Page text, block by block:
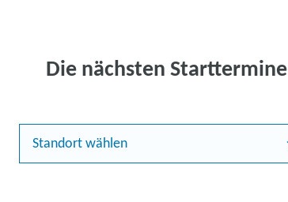
Die nächsten Starttermine
Standort wählen